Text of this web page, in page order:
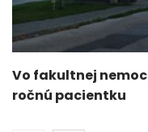
Vo fakultnej
ročnú pacientku